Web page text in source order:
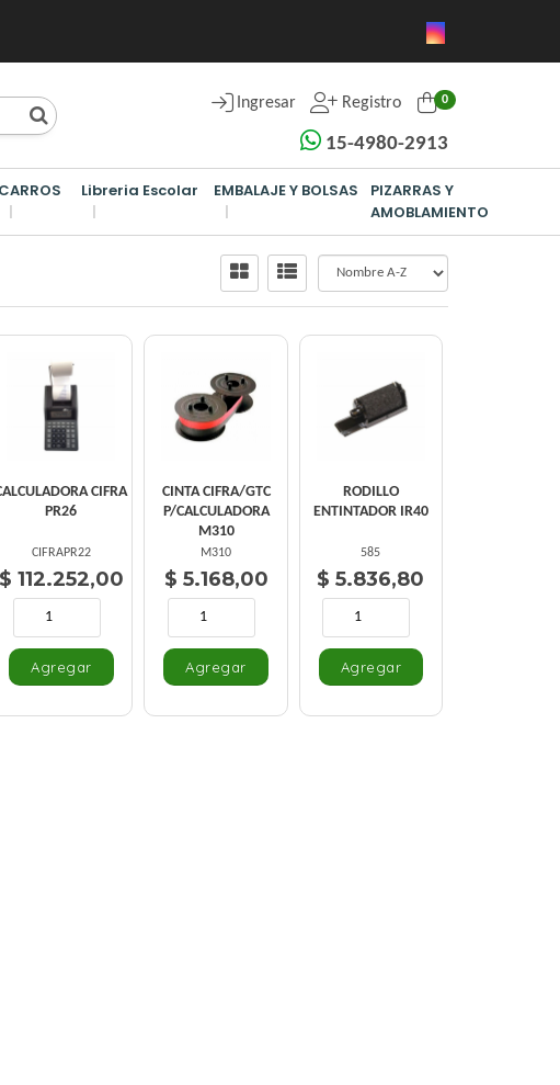
15-4980-2913
Ingresar Registro 0
CARROS Libreria Escolar EMBALAJE Y BOLSAS
PIZARRAS Y
AMOBLAMIENTO
CIFRA
PR26
CIFRAPR22
$ 112.252,00
CINTA CIFRA/GTC
P/CALCULADORA
M310
M310
$ 5.168,00
RODILLO
ENTINTADOR IR40
585
$ 5.836,80